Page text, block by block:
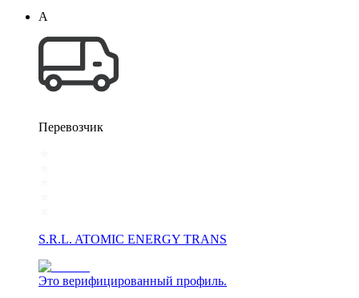
A
Перевозчик
S.R.L. ATOMIC ENERGY TRANS
Это верифицированный профиль.